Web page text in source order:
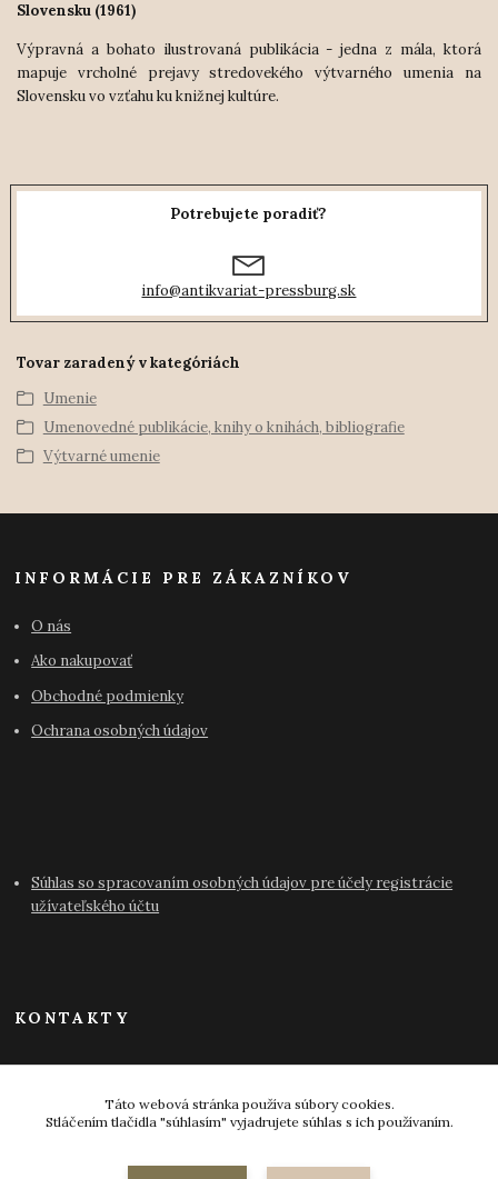
Slovensku (1961)
Výpravná a bohato ilustrovaná publikácia - jedna z mála, ktorá
mapuje vrcholné prejavy stredovekého výtvarného umenia na
Slovensku vo vzťahu ku knižnej kultúre.
Potrebujete poradiť?
info@antikvariat-pressburg.sk
Tovar zaradený v kategóriách
Umenie
Umenovedné publikácie, knihy o knihách, bibliografie
Výtvarné umenie
INFORMÁCIE PRE ZÁKAZNÍKOV
O nás
Ako nakupovať
Obchodné podmienky
Ochrana osobných údajov
Súhlas so spracovaním osobných údajov pre účely registrácie
užívateľského účtu
KONTAKTY
Táto webová stránka používa súbory cookies.
Stláčením tlačidla "súhlasím" vyjadrujete súhlas s ich používaním.